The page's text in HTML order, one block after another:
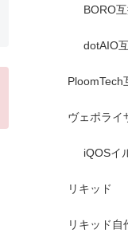
BORO
dotAIO
PloomTech
ヴェポライ
iQOSイ
リキッド
リキッド自